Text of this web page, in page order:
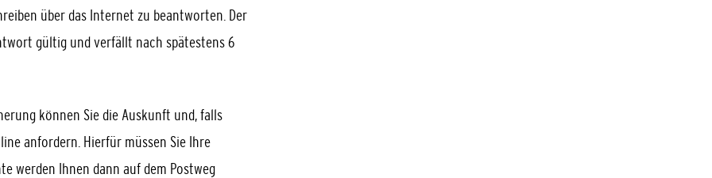
über das Internet zu beantworten. Der
gültig und verfällt nach spätestens 6
können Sie die Auskunft und, falls
anfordern. Hierfür müssen Sie Ihre
werden Ihnen dann auf dem Postweg